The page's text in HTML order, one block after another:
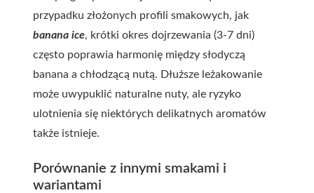
przypadku złożonych profili smakowych, jak
banana ice, krótki okres dojrzewania (3-7 dni)
często poprawia harmonię między słodyczą
banana a chłodzącą nutą. Dłuższe leżakowanie
może uwypuklić naturalne nuty, ale ryzyko
ulotnienia się niektórych delikatnych aromatów
także istnieje.
Porównanie z innymi smakami i
wariantami